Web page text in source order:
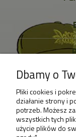
Dbamy o
Pliki cookies i
działanie strony i
potrzeb. Możesz
wszystkich tych
użycie plików do